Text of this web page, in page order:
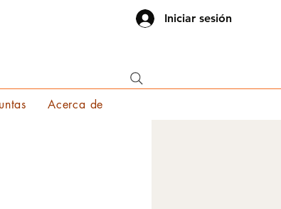
Iniciar sesión
Acerca de